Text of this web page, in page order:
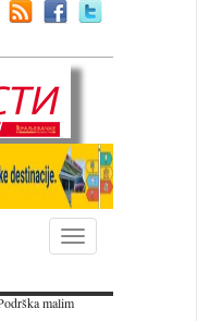
Toggle
navigation
malim